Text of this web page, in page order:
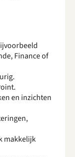
Finance of
en inzichten
makkelijk